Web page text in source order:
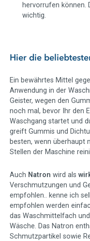
hervorrufen können.
wichtig.
Hier die
Ein bewährtes Mittel
Anwendung in der
Geister, wegen den
noch mal, bevor Ihr den
Waschgang startet und
greift Gummis und
besten, wenn überhaupt
Stellen der Maschine
Auch Natron wird als
Verschmutzungen und
empfohlen.. kenne ich
empfohlen werden
das Waschmittelfach
Wäsche. Das Natron
Schmutzpartikel sowie